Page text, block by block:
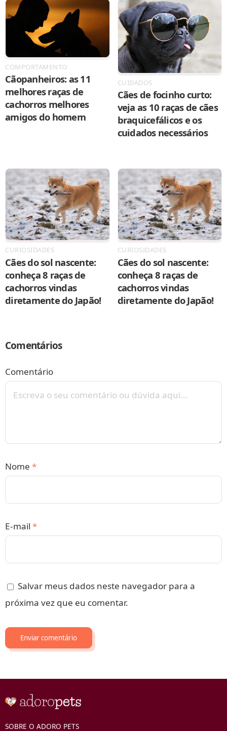
COMPORTAMENTO
Cãopanheiros: as 11
melhores raças de
cachorros melhores
amigos do homem
CUIDADOS
Cães de focinho curto:
veja as 10 raças de cães
braquicefálicos e os
cuidados necessários
CURIOSIDADES
Cães do sol nascente:
conheça 8 raças de
cachorros vindas
diretamente do Japão!
CURIOSIDADES
Cães do sol nascente:
conheça 8 raças de
cachorros vindas
diretamente do Japão!
Comentários
Comentário
Nome *
E-mail *
Salvar meus dados neste navegador para a
próxima vez que eu comentar.
SOBRE O ADORO PETS